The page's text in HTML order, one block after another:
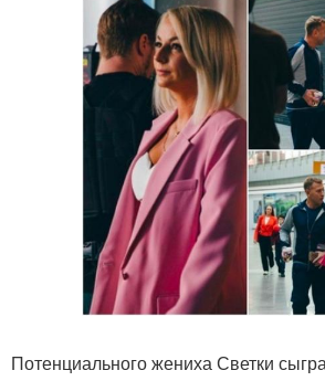
Потенциального жениха Светки